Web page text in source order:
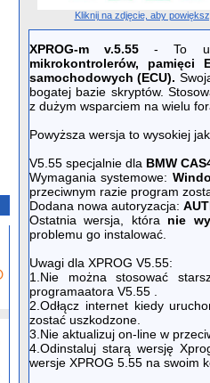
Kliknij na zdjęcie, aby
XPROG-m v.5.55 - To
mikrokontrolerów, pamięci
samochodowych (ECU).
bogatej bazie skryptów.
z dużym wsparciem na wielu
Powyższa wersja to wysokiej
V5.55 specjalnie dla BMW
Wymagania systemowe:
przeciwnym razie program
Dodana nowa autoryzacja:
Ostatnia wersja, która nie
problemu go instalować.
Uwagi dla XPROG V5.55:
1.Nie można stosować
programaatora V5.55 .
2.Odłącz internet kiedy
zostać uszkodzone.
3.Nie aktualizuj on-line w
4.Odinstaluj starą wersję
wersje XPROG 5.55 na swoim